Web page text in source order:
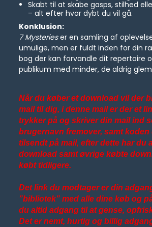
Skabt til at skabe gasps, stilhed
– alt efter hvor dybt du vil gå.
Konklusion:
7 Mysterieser en samling af
umulige, men er fuldt inden for din
bog der kan forvandle dit repertoire
publikum med minder, de aldrig
Når du køber et download vil der
mail til dig, i denne mail er der et
trykker på og skriver din mail ind
brugernavn fremover, samt koden
tilsendt på mail, efter dette har du
download samt øvrige købte
købt tidligere.
Det link du modtager er din
”bibliotek” med alle dine køb og
du altid adgang til at gense,
Det er nemt, hurtig og billig